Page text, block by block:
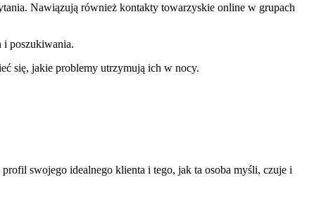
Nawiązują również kontakty towarzyskie online w grupach
i poszukiwania.
się, jakie problemy utrzymują ich w nocy.
swojego idealnego klienta i tego, jak ta osoba myśli, czuje i